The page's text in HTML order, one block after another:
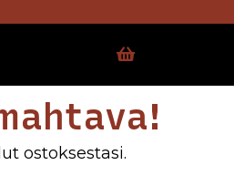
ostoksestasi.